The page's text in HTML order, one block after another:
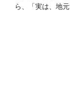
ら、「実は、地